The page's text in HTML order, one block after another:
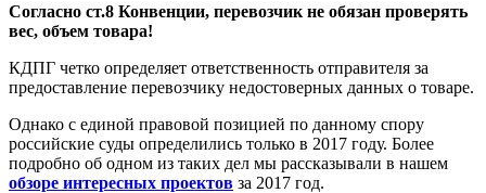
Согласно ст.8 Конвенции, перевозчик не обязан проверять
вес, объем товара!
КДПГ четко определяет ответственность отправителя за
предоставление перевозчику недостоверных данных о товаре.
Однако с единой правовой позицией по данному спору
российские суды определились только в 2017 году. Более
подробно об одном из таких дел мы рассказывали в нашем
обзоре интересных проектов за 2017 год.